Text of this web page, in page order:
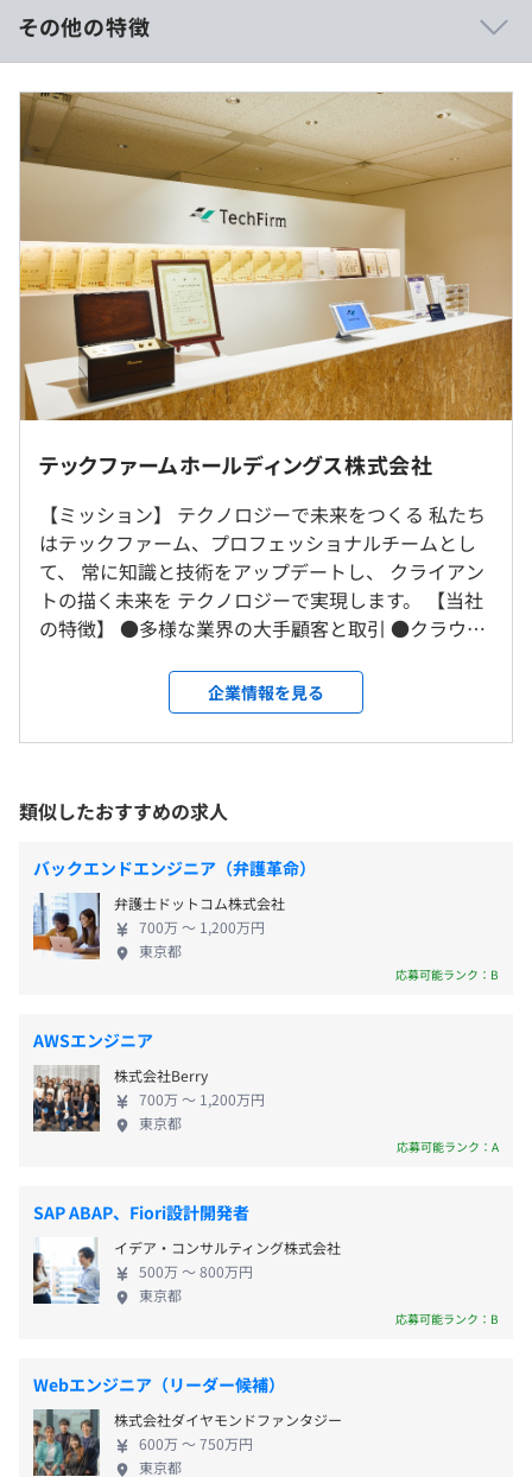
エンジニアとして幅広いスキルを身につけることができる
環境です。
■テックファームでは、決まった設計書どおりにつくるこ
とがあまりありません。ほとんどが直請けのプロジェクト
で、お客様と一緒にサービスをつくる立場にあるからで
す。どの技術をつかって、どうアプローチするか。ひとり
ひとりが自分の頭で考えながら、技術的な価値を高めてい
ます。
■すべて自社内で完結しているので、社内には業界・業
種・開発領域に応じたプロフェッショナルが在籍していま
す。困ったことや不明な点があれば、常に意見をきいた
り、アドバイスを受けることができます。
す。やる気のある人に天井はありません。ひとりひとりの
裁量も大きいです。
・Passbook対応サービス（全日本空輸株式会社）
・スマートフォンレポート構築・保守運用（株式会社ドコ
モ・ドットコム）
・東証契約書管理システム開発（株式会社東京証券取引
・チケットぴあWebサイトリニューアル（ぴあ株式会社）
会社読売新聞東京本社）
・iPad用アプリ『ぐるなびレシピ』開発（株式会社ぐるな
び）
・Androidアプリ『冷蔵庫チェッカー』開発（NECビッグ
社）
・ビックポイントカードをICアプリ化（株式会社ビックカ
メラ）
・『Eco-モッタイナイ.com』開発（伊藤忠食品株式会
【NTT docomo開発案件】
・『しゃべってコンシェル』《意図解釈》をおこなうサー
バの開発
・NTTドコモ携帯アプリ『i Bodymo』
・『iウィジェット』対応標準搭載アプリ開発
ンペーン』
【自社サービス例】
・『ITアセットマネージソリューション』
・東京、神奈川、千葉、埼玉在住の方は週2出社、週3リ
モートとなります。
・地方在住の方はフルリモート可能となっております（実
際に北海道在住から沖縄在住の社員がおります）
就業場所の変更範囲
＜雇入時＞
東京本社、および自宅
対策内容：敷地内禁煙（喫煙場所あり）
京王新線「初台駅」東口より徒歩1分（駅内直結）
■賃金形態：月給制
■賃金の決定方法：当社規定により決定いたします
■月給：約340,000円〜
・基本給：約255,000円〜
・固定残業代：30時間分、約85,000円～（超過分は別
・深夜勤務、休日出勤分についての割増賃金は追加で支
給
（※想定年収は年収提示額を保証するものではありません）
・標準労働時間8時間／日
・フレックス制（コアタイム10：00～12：00）
専門業務型裁量労働制により、9.5時間働いたものとみな
されます。
休憩時間：60分
平均残業時間：平均10時間／月
・祝日
・年末年始休暇
・年次有給休暇（初年度10日）
・慶弔休暇
・生理休暇
・その他特別休暇（勤続特別休暇、結婚、出産、妊活、裁
判員など）
※特別休暇（リフレッシュ休暇、年末年始休暇)について
は年間総日数－240日（出勤日数）－休祝日になります。
・通勤交通費支給
賞与：年2回（2月、8月）
※会社の業績および個人の成果により支給します
その他の特徴
テックファームホールディングス株式会社
【ミッション】 テクノロジーで未来をつくる 私たち
はテックファーム、プロフェッショナルチームとし
て、 常に知識と技術をアップデートし、 クライアン
トの描く未来を テクノロジーで実現します。 【当社
の特徴】 ●多様な業界の大手顧客と取引 ●クラウ
フルリモートなど柔軟な働き方が可能 （前期MVP
獲得者は福井県でフルリモート勤務） 当社はエンジ
ニアとしての成長を大切にしている会社です。 顧客
ロジーの プロフェッショナルファームでありたいと
いう思いを社名に込めています。 そういった思いか
ら、プライムでの仕事で直接顧客に提案し、貢献し
ていくことや、 自社でエンジニア同士が刺激を受け
合いながら開発できる環境にこだわりを持っていま
す。 また、多くの開発会社は納品で終わりますが、
当社は運用保守まで行います。 運用保守と言って
使ってみた感想を受け、改善していく必要があるか
らです。 使ってみての感想を聞いたり、サービスに
よってはSNSでエンドユーザーの反応を 見ることが
できるのでやりがいがあります。 【カルチャー】 ●
多様性の尊重 ●顧客志向 ●成長意欲 開発にはスピー
切です。 良い開発を推進するには、役職に関係なく
全ての人が発言しやすいことが大事だと考えていま
す。 そのため、当社では役職呼びをせず「さん付
け」です。メンバーの意見もしっかり受け止めます。
フランクかつボトムアップで日々の業務を行ってい
望もOKです）
企業情報を見る
類似したおすすめの求人
バックエンドエンジニア（弁護革命）
弁護士ドットコム株式会社
700万 〜 1,200万円
東京都
応募可能ランク：B
AWSエンジニア
株式会社Berry
700万 〜 1,200万円
東京都
応募可能ランク：A
SAP ABAP、Fiori設計開発者
イデア・コンサルティング株式会社
500万 〜 800万円
東京都
応募可能ランク：B
Webエンジニア（リーダー候補）
株式会社ダイヤモンドファンタジー
600万 〜 750万円
東京都